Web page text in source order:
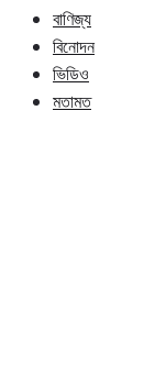
বাণিজ্য
বিনোদন
ভিডিও
মতামত